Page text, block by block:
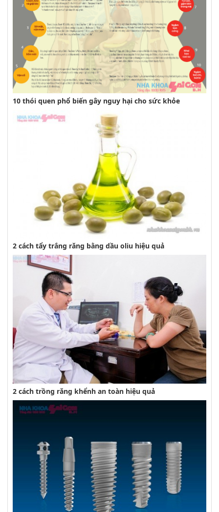
10 thói quen phổ biến gây nguy hại cho sức khỏe
2 cách tẩy trắng răng bằng dầu oliu hiệu quả
2 cách trồng răng khểnh an toàn hiệu quả